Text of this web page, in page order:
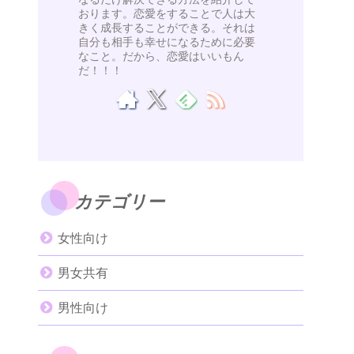
おります。恋愛をすることで人は大
きく成長することができる。それは
自分も相手も幸せになるために必要
なこと。だから、恋愛はいいもん
だ！！！
カテゴリー
女性向け
男女共有
男性向け